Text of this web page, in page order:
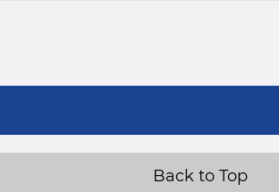
Back to Top